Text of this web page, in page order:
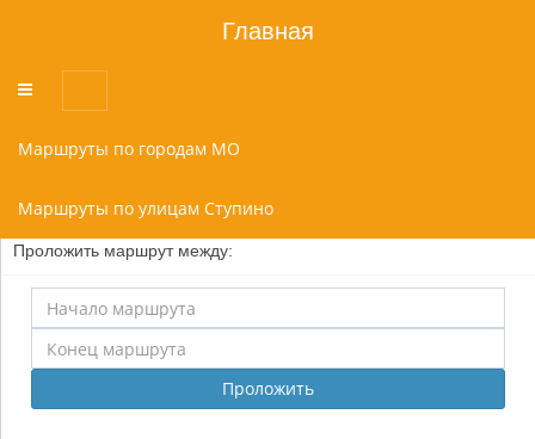
Главная
Переключатель
меню
Маршруты по городам МО
Маршруты по улицам Ступино
Проложить маршрут между:
Проложить